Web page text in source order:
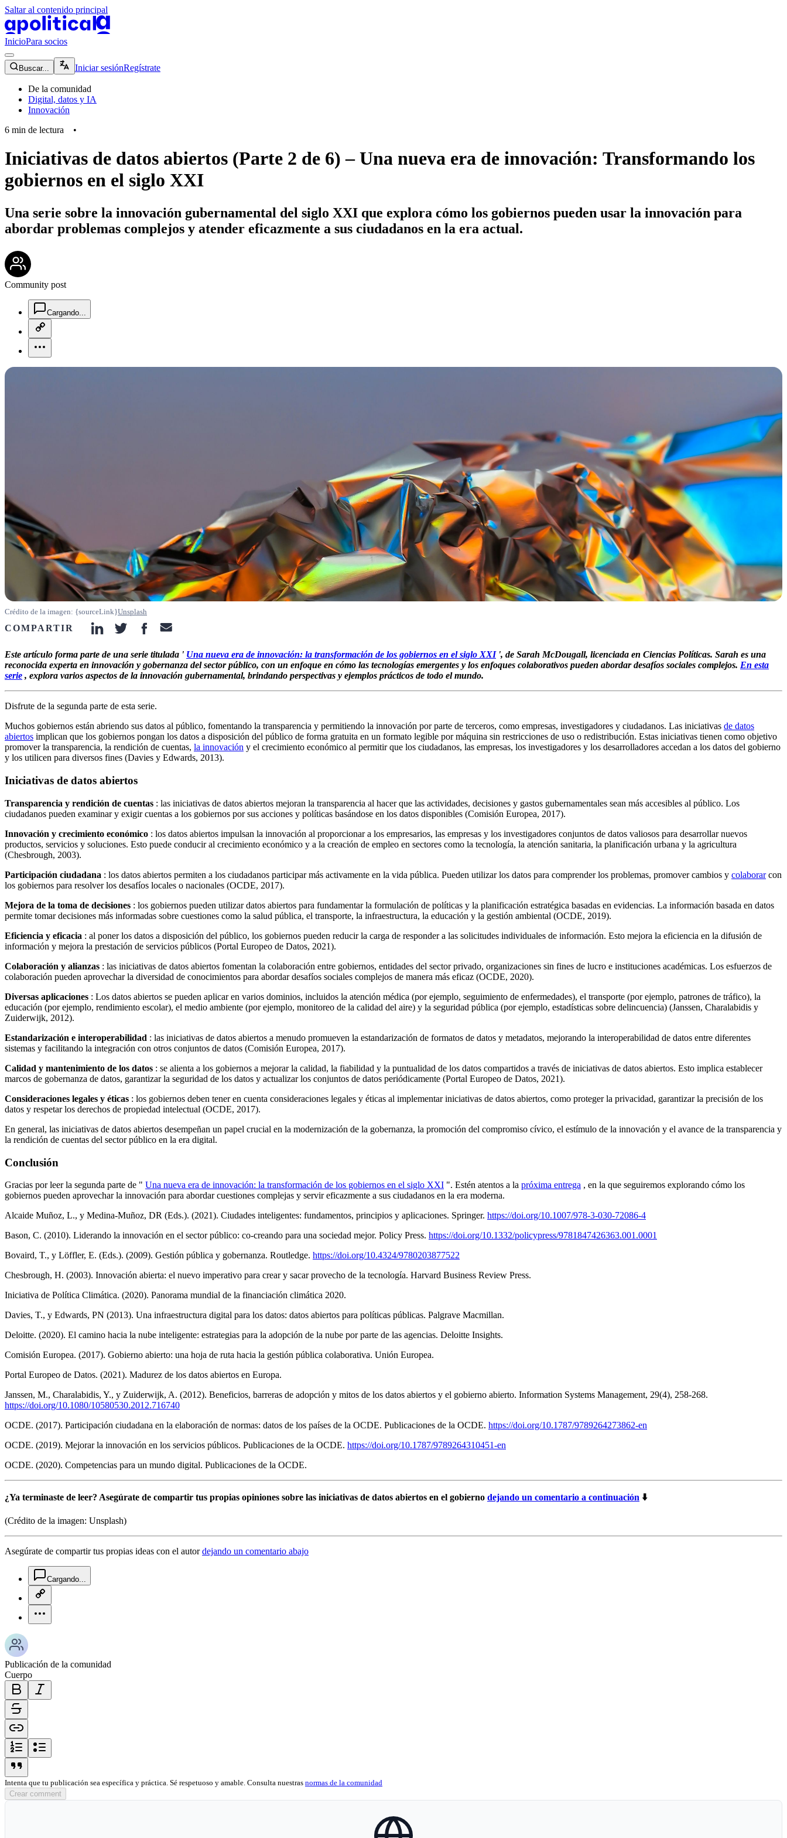
Saltar al contenido principal
apolitical-logo-default
InicioPara socios
magnifying-glass-icon
Buscar... Iniciar sesiónRegístrate
De la comunidad
Digital, datos y IA
Innovación
6 min de lectura •
Iniciativas de datos abiertos (Parte 2 de 6) – Una nueva era de innovación: Transformando los
gobiernos en el siglo XXI
Una serie sobre la innovación gubernamental del siglo XXI que explora cómo los gobiernos pueden usar la innovación para
abordar problemas complejos y atender eficazmente a sus ciudadanos en la era actual.
Community post
Cargando...
Crédito de la imagen: {sourceLink}Unsplash
COMPARTIR linkedin-icon
twitter-iconfacebook-icon
email-icon
Este artículo forma parte de una serie titulada ' Una nueva era de innovación: la transformación de los gobiernos en el siglo XXI', de Sarah McDougall, licenciada en Ciencias Políticas. Sarah es una
reconocida experta en innovación y gobernanza del sector público, con un enfoque en cómo las tecnologías emergentes y los enfoques colaborativos pueden abordar desafíos sociales complejos. En esta
serie , explora varios aspectos de la innovación gubernamental, brindando perspectivas y ejemplos prácticos de todo el mundo.
Disfrute de la segunda parte de esta serie.
Muchos gobiernos están abriendo sus datos al público, fomentando la transparencia y permitiendo la innovación por parte de terceros, como empresas, investigadores y ciudadanos. Las iniciativas de datos
abiertos implican que los gobiernos pongan los datos a disposición del público de forma gratuita en un formato legible por máquina sin restricciones de uso o redistribución. Estas iniciativas tienen como objetivo
promover la transparencia, la rendición de cuentas, la innovación y el crecimiento económico al permitir que los ciudadanos, las empresas, los investigadores y los desarrolladores accedan a los datos del gobierno
y los utilicen para diversos fines (Davies y Edwards, 2013).
Iniciativas de datos abiertos
Transparencia y rendición de cuentas : las iniciativas de datos abiertos mejoran la transparencia al hacer que las actividades, decisiones y gastos gubernamentales sean más accesibles al público. Los
ciudadanos pueden examinar y exigir cuentas a los gobiernos por sus acciones y políticas basándose en los datos disponibles (Comisión Europea, 2017).
Innovación y crecimiento económico : los datos abiertos impulsan la innovación al proporcionar a los empresarios, las empresas y los investigadores conjuntos de datos valiosos para desarrollar nuevos
productos, servicios y soluciones. Esto puede conducir al crecimiento económico y a la creación de empleo en sectores como la tecnología, la atención sanitaria, la planificación urbana y la agricultura
(Chesbrough, 2003).
Participación ciudadana : los datos abiertos permiten a los ciudadanos participar más activamente en la vida pública. Pueden utilizar los datos para comprender los problemas, promover cambios y colaborarcon
los gobiernos para resolver los desafíos locales o nacionales (OCDE, 2017).
Mejora de la toma de decisiones : los gobiernos pueden utilizar datos abiertos para fundamentar la formulación de políticas y la planificación estratégica basadas en evidencias. La información basada en datos
permite tomar decisiones más informadas sobre cuestiones como la salud pública, el transporte, la infraestructura, la educación y la gestión ambiental (OCDE, 2019).
Eficiencia y eficacia : al poner los datos a disposición del público, los gobiernos pueden reducir la carga de responder a las solicitudes individuales de información. Esto mejora la eficiencia en la difusión de
información y mejora la prestación de servicios públicos (Portal Europeo de Datos, 2021).
Colaboración y alianzas : las iniciativas de datos abiertos fomentan la colaboración entre gobiernos, entidades del sector privado, organizaciones sin fines de lucro e instituciones académicas. Los esfuerzos de
colaboración pueden aprovechar la diversidad de conocimientos para abordar desafíos sociales complejos de manera más eficaz (OCDE, 2020).
Diversas aplicaciones : Los datos abiertos se pueden aplicar en varios dominios, incluidos la atención médica (por ejemplo, seguimiento de enfermedades), el transporte (por ejemplo, patrones de tráfico), la
educación (por ejemplo, rendimiento escolar), el medio ambiente (por ejemplo, monitoreo de la calidad del aire) y la seguridad pública (por ejemplo, estadísticas sobre delincuencia) (Janssen, Charalabidis y
Zuiderwijk, 2012).
Estandarización e interoperabilidad : las iniciativas de datos abiertos a menudo promueven la estandarización de formatos de datos y metadatos, mejorando la interoperabilidad de datos entre diferentes
sistemas y facilitando la integración con otros conjuntos de datos (Comisión Europea, 2017).
Calidad y mantenimiento de los datos : se alienta a los gobiernos a mejorar la calidad, la fiabilidad y la puntualidad de los datos compartidos a través de iniciativas de datos abiertos. Esto implica establecer
marcos de gobernanza de datos, garantizar la seguridad de los datos y actualizar los conjuntos de datos periódicamente (Portal Europeo de Datos, 2021).
Consideraciones legales y éticas : los gobiernos deben tener en cuenta consideraciones legales y éticas al implementar iniciativas de datos abiertos, como proteger la privacidad, garantizar la precisión de los
datos y respetar los derechos de propiedad intelectual (OCDE, 2017).
En general, las iniciativas de datos abiertos desempeñan un papel crucial en la modernización de la gobernanza, la promoción del compromiso cívico, el estímulo de la innovación y el avance de la transparencia y
la rendición de cuentas del sector público en la era digital.
Conclusión
Gracias por leer la segunda parte de " Una nueva era de innovación: la transformación de los gobiernos en el siglo XXI ". Estén atentos a la próxima entrega , en la que seguiremos explorando cómo los
gobiernos pueden aprovechar la innovación para abordar cuestiones complejas y servir eficazmente a sus ciudadanos en la era moderna.
Alcaide Muñoz, L., y Medina-Muñoz, DR (Eds.). (2021). Ciudades inteligentes: fundamentos, principios y aplicaciones. Springer. https://doi.org/10.1007/978-3-030-72086-4
Bason, C. (2010). Liderando la innovación en el sector público: co-creando para una sociedad mejor. Policy Press. https://doi.org/10.1332/policypress/9781847426363.001.0001
Bovaird, T., y Löffler, E. (Eds.). (2009). Gestión pública y gobernanza. Routledge. https://doi.org/10.4324/9780203877522
Chesbrough, H. (2003). Innovación abierta: el nuevo imperativo para crear y sacar provecho de la tecnología. Harvard Business Review Press.
Iniciativa de Política Climática. (2020). Panorama mundial de la financiación climática 2020.
Davies, T., y Edwards, PN (2013). Una infraestructura digital para los datos: datos abiertos para políticas públicas. Palgrave Macmillan.
Deloitte. (2020). El camino hacia la nube inteligente: estrategias para la adopción de la nube por parte de las agencias. Deloitte Insights.
Comisión Europea. (2017). Gobierno abierto: una hoja de ruta hacia la gestión pública colaborativa. Unión Europea.
Portal Europeo de Datos. (2021). Madurez de los datos abiertos en Europa.
Janssen, M., Charalabidis, Y., y Zuiderwijk, A. (2012). Beneficios, barreras de adopción y mitos de los datos abiertos y el gobierno abierto. Information Systems Management, 29(4), 258-268.
https://doi.org/10.1080/10580530.2012.716740
OCDE. (2017). Participación ciudadana en la elaboración de normas: datos de los países de la OCDE. Publicaciones de la OCDE. https://doi.org/10.1787/9789264273862-en
OCDE. (2019). Mejorar la innovación en los servicios públicos. Publicaciones de la OCDE. https://doi.org/10.1787/9789264310451-en
OCDE. (2020). Competencias para un mundo digital. Publicaciones de la OCDE.
¿Ya terminaste de leer? Asegúrate de compartir tus propias opiniones sobre las iniciativas de datos abiertos en el gobierno dejando un comentario a continuación ⬇️
(Crédito de la imagen: Unsplash)
Asegúrate de compartir tus propias ideas con el autordejando un comentario abajo
Cargando...
Publicación de la comunidad
Cuerpo
bold-icon
link-icon
ordered-list-icon
Intenta que tu publicación sea específica y práctica. Sé respetuoso y amable. Consulta nuestras normas de la comunidad
Crear comment